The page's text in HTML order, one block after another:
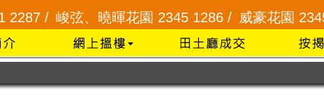
峻弦、曉暉花園 2345 1286 / 威豪花園 2345 3331 /